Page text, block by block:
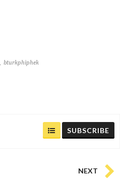
bturkphiphek
SUBSCRIBE
NEXT